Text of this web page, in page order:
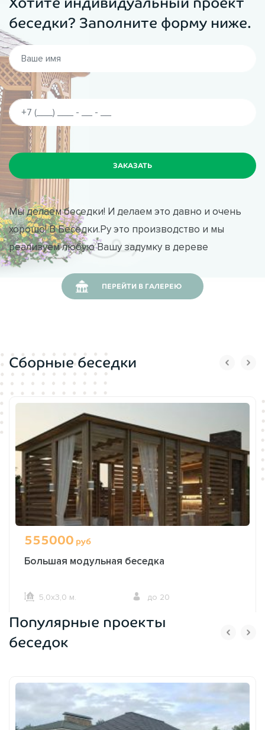
беседки? Заполните форму ниже.
Мы делаем беседки! И делаем это давно и очень
хорошо! В Беседки.Ру это производство и мы
реализуем любую Вашу задумку в дереве
ПЕРЕЙТИ В ГАЛЕРЕЮ
Сборные беседки
555000 руб
Большая модульная беседка
5,0х3,0 м. до 20
ОФОРМИТЬ ЗАКАЗ
Популярные проекты
беседок